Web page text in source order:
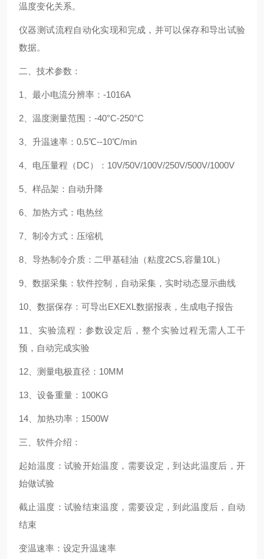
温度变化关系。
仪器测试流程自动化实现和完成，并可以保存和导出试验
数据。
二、技术参数：
1、最小电流分辨率：-1016A
2、温度测量范围：-40°C-250°C
3、升温速率：0.5℃--10℃/min
4、电压量程（DC）：10V/50V/100V/250V/500V/1000V
5、样品架：自动升降
6、加热方式：电热丝
7、制冷方式：压缩机
8、导热制冷介质：二甲基硅油（粘度2CS,容量10L）
9、数据采集：软件控制，自动采集，实时动态显示曲线
10、数据保存：可导出EXEXL数据报表，生成电子报告
11、实验流程：参数设定后，整个实验过程无需人工干
预，自动完成实验
12、测量电极直径：10MM
13、设备重量：100KG
14、加热功率：1500W
三、软件介绍：
起始温度：试验开始温度，需要设定，到达此温度后，开
始做试验
截止温度：试验结束温度，需要设定，到此温度后，自动
结束
变温速率：设定升温速率